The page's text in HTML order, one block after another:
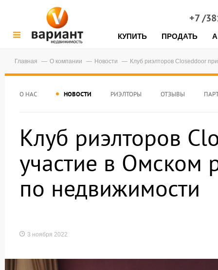
+7 /
КУПИТЬ ПРОДАТЬ
Главная О компании Новости Клуб риэлторов Closeddoor
О НАС НОВОСТИ РИЭЛТОРЫ ОТЗЫВЫ
Клуб риэлторов
участие в Омском
по недвижимости
3 ноября 2022